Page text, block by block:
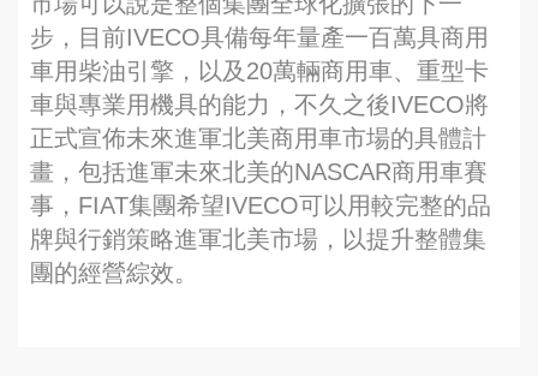
步，目前IVECO具備每年量產一百萬具商用
車用柴油引擎，以及20萬輛商用車、重型卡
車與專業用機具的能力，不久之後IVECO將
正式宣佈未來進軍北美商用車市場的具體計
畫，包括進軍未來北美的NASCAR商用車賽
事，FIAT集團希望IVECO可以用較完整的品
牌與行銷策略進軍北美市場，以提升整體集
團的經營綜效。